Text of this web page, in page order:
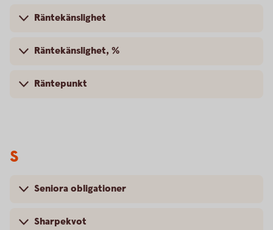
Räntekänslighet
Räntekänslighet, %
Räntepunkt
S
Seniora obligationer
Sharpekvot